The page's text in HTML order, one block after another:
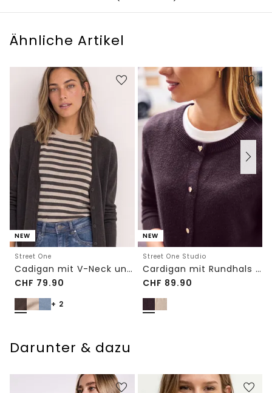
Ähnliche Artikel
NEW
Street One
Cadigan mit V-Neck und Knopfleiste
CHF 79.90
+ 2
NEW
Street One Studio
Cardigan mit Rundhals und Knöpfen
CHF 89.90
Darunter & dazu